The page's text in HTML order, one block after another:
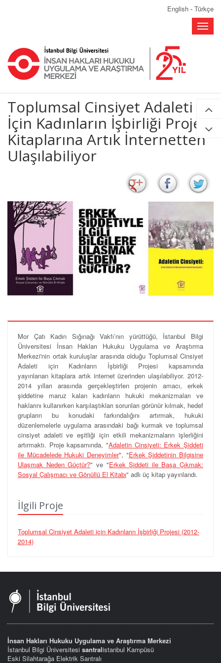
English - Türkçe
Toggle
Toplumsal Cinsiyet Adaleti
İçin Kadınların İşbirliği Projesi
Kitaplarına Artık İnternetten
Ulaşılabiliyor
Mor Çatı Kadın Sığınağı Vakfı’nın yürüttüğü, İstanbul Bilgi
Üniversitesi İnsan Hakları Hukuku Uygulama ve Araştırma
Merkezi'nin ortak kuruluşlar arasında olduğu Toplumsal Cinsiyet
Adaleti için Kadınların İşbirliği Projesi kapsamında
yayınlanan kitaplara artık internet üzerinden ulaşılabiliyor. 2012-
2014 yılları arasında gerçekleştirlen projenin amacı, erkek
şiddetine maruz kalan kadınların hukuki mekanizmaları ve
haklarını kullanırken karşılaştıkları sorunları görünür kılmak, hedef
grupların bu konudaki farkındalığını artırmak, hukuki
düzenlemelerle uygulama arasındaki bağı kurmak ve toplumsal
cinsiyet adaleti ve eşitliği için etkili mekanizmaların işlerliğini
artırmaktı. Proje kapsamında, "Adaletin Cinsiyeti: Erkek Şiddeti
ile Mücadelede Hukuki Deneyimler", "Erkek Şiddetinin Bilgisine
Ulaşmak Neden Güçtür?" ve "Erkek Şiddeti ile Başa Çıkmak:
Sosyal Çalışmacı ve Gönüllü El Kitabı" adlı üç kitap yayınlandı.
İlgili Proje
Toplumsal Cinsiyet Adaleti için Kadınların İşbirliği Projesi (2012-
2014)
İnsan Hakları Hukuku Uygulama ve Araştırma Merkezi
İstanbul Bilgi Üniversitesi santralistanbul Kampüsü
Eski Silahtarağa Elektrik Santralı